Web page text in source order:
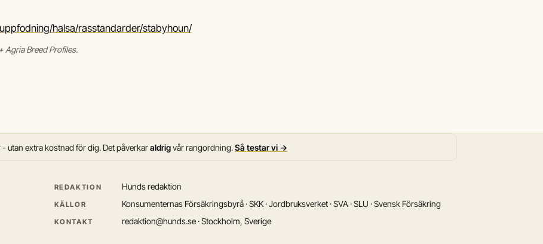
halsa/rasstandarder/stabyhoun/
Agria Breed Profiles.
utan extra kostnad för dig. Det påverkaraldrigvår rangordning.Så testar vi →
REDAKTION Hunds redaktion
KÄLLOR Konsumenternas Försäkringsbyrå · SKK · Jordbruksverket · SVA · SLU · Svensk Försäkring
KONTAKT redaktion@hunds.se · Stockholm, Sverige